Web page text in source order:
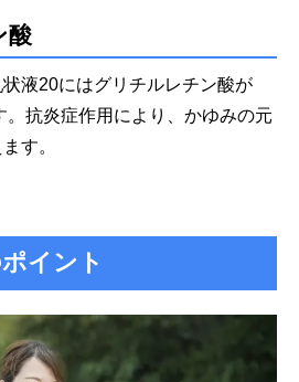
酸
液20にはグリチルレチン酸が
。抗炎症作用により、かゆみの元
す。
イント